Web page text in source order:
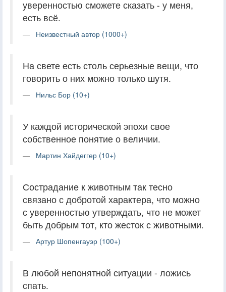
уверенностью сможете сказать - у меня,
есть всё.
Неизвестный автор (1000+)
На свете есть столь серьезные вещи, что
говорить о них можно только шутя.
Нильс Бор (10+)
У каждой исторической эпохи свое
собственное понятие о величии.
Мартин Хайдеггер (10+)
Сострадание к животным так тесно
связано с добротой характера, что можно
с уверенностью утверждать, что не может
быть добрым тот, кто жесток с животными.
Артур Шопенгауэр (100+)
В любой непонятной ситуации - ложись
спать.